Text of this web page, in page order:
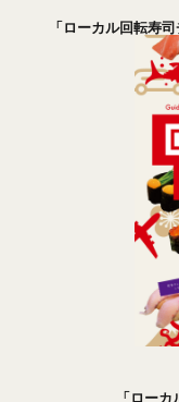
「ローカル回転寿
「ロー